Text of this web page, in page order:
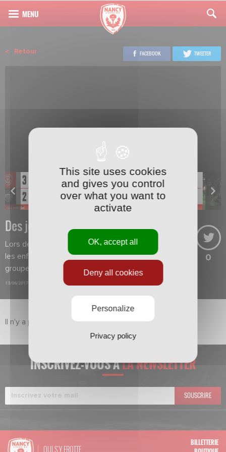
Retour FACEBOOK TWEETER
Des journées très foot
Lors des stages vacances du club,
les enfants apprécient l'esprit de
groupe.
13/06/2017
0
Il n'y a pas de vidéo dans ce sujet pour le moment.
INSCRIVEZ-VOUS ÀLA NEWSLETTER
SOUSCRIRE
QUI S'Y FROTTE
BILLETTERIE
This site uses cookies
and gives you control
over what you want to
activate
OK, accept all
Deny all cookies
Personalize
Privacy policy